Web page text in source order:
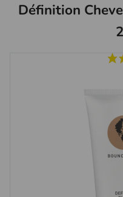
Définition